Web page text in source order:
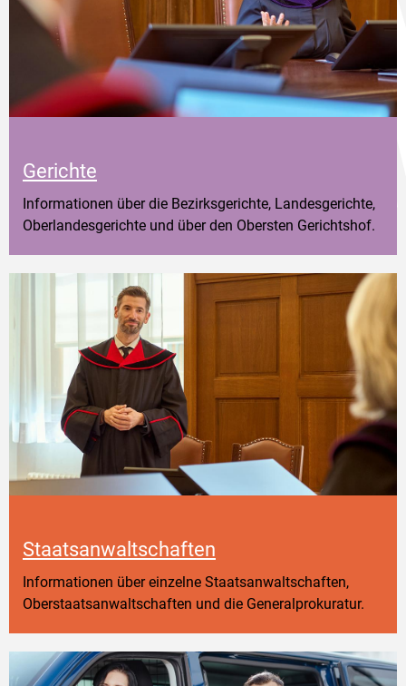
Gerichte
Informationen über die Bezirksgerichte, Landesgerichte,
Oberlandesgerichte und über den Obersten Gerichtshof.
Staatsanwaltschaften
Informationen über einzelne Staatsanwaltschaften,
Oberstaatsanwaltschaften und die Generalprokuratur.